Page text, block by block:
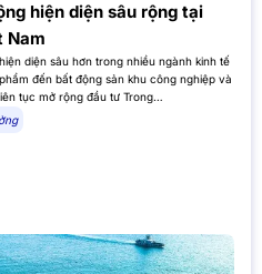
hiện diện sâu rộng tại
Nam
diện sâu hơn trong nhiều ngành kinh tế
đến bất động sản khu công nghiệp và
tục mở rộng đầu tư Trong…